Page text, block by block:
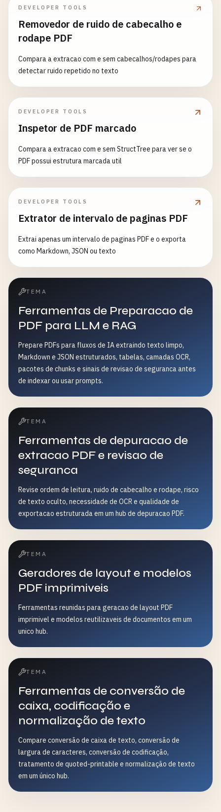
DEVELOPER TOOLS
Removedor de ruido de cabecalho e
rodape PDF
Compara a extracao com e sem cabecalhos/rodapes para
detectar ruido repetido no texto
DEVELOPER TOOLS
Inspetor de PDF marcado
Compara a extracao com e sem StructTree para ver se o
PDF possui estrutura marcada util
DEVELOPER TOOLS
Extrator de intervalo de paginas PDF
Extrai apenas um intervalo de paginas PDF e o exporta
como Markdown, JSON ou texto
TEMA
Ferramentas de Preparacao de
PDF para LLM e RAG
Prepare PDFs para fluxos de IA extraindo texto limpo,
Markdown e JSON estruturados, tabelas, camadas OCR,
pacotes de chunks e sinais de revisao de seguranca antes
de indexar ou usar prompts.
TEMA
Ferramentas de depuracao de
extracao PDF e revisao de
seguranca
Revise ordem de leitura, ruido de cabecalho e rodape, risco
de texto oculto, necessidade de OCR e qualidade de
exportacao estruturada em um hub de depuracao PDF.
TEMA
Geradores de layout e modelos
PDF imprimiveis
Ferramentas reunidas para geracao de layout PDF
imprimivel e modelos reutilizaveis de documentos em um
unico hub.
TEMA
Ferramentas de conversão de
caixa, codificação e
normalização de texto
Compare conversão de caixa de texto, conversão de
largura de caracteres, conversão de codificação,
tratamento de quoted-printable e normalização de texto
em um único hub.